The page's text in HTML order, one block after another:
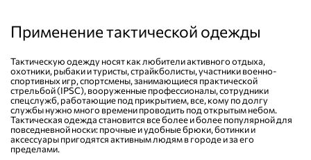
Применение тактической одежды
Тактическую одежду носят как любители активного отдыха,
охотники, рыбаки и туристы, страйкболисты, участники военно-
спортивных игр, спортсмены, занимающиеся практической
стрельбой (IPSC), вооруженные профессионалы, сотрудники
спецслужб, работающие под прикрытием, все, кому по долгу
службы нужно много времени проводить под открытым небом.
Тактическая одежда становится все более и более популярной для
повседневной носки: прочные и удобные брюки, ботинки и
аксессуары пригодятся активным людям в городе и за его
пределами.